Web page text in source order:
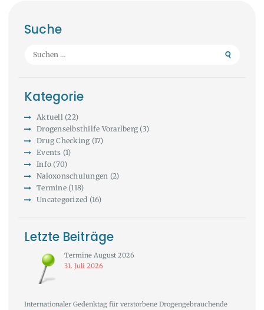
Suche
Suchen
Kategorie
Aktuell(22)
Drogenselbsthilfe Vorarlberg (3)
Drug Checking (17)
Events (1)
Info (70)
Naloxonschulungen (2)
Termine(118)
Uncategorized (16)
Letzte Beiträge
Termine August 2026
31. Juli 2026
Internationaler Gedenktag für verstorbene Drogengebrauchende